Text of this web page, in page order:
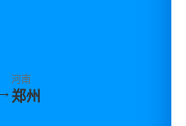
河南
郑州